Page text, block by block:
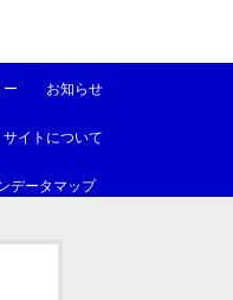
お知らせ
サイトについて
データマップ